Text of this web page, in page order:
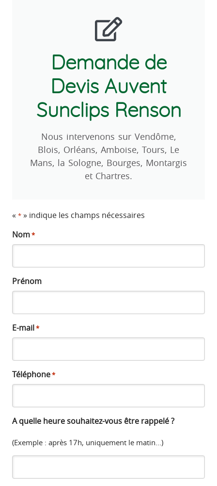
Demande de
Devis Auvent
Sunclips Renson
Nous intervenons sur Vendôme,
Blois, Orléans, Amboise, Tours, Le
Mans, la Sologne, Bourges, Montargis
et Chartres.
« * » indique les champs nécessaires
Nom*
Prénom
E-mail*
Téléphone*
A quelle heure souhaitez-vous être rappelé ?
(Exemple : après 17h, uniquement le matin...)